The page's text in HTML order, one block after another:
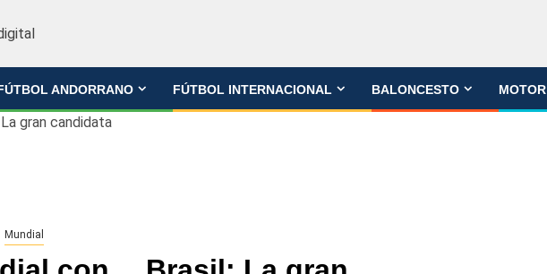
ANDORRANO FÚTBOL INTERNACIONAL BALONCESTO MOTOR
gran candidata
Mundial